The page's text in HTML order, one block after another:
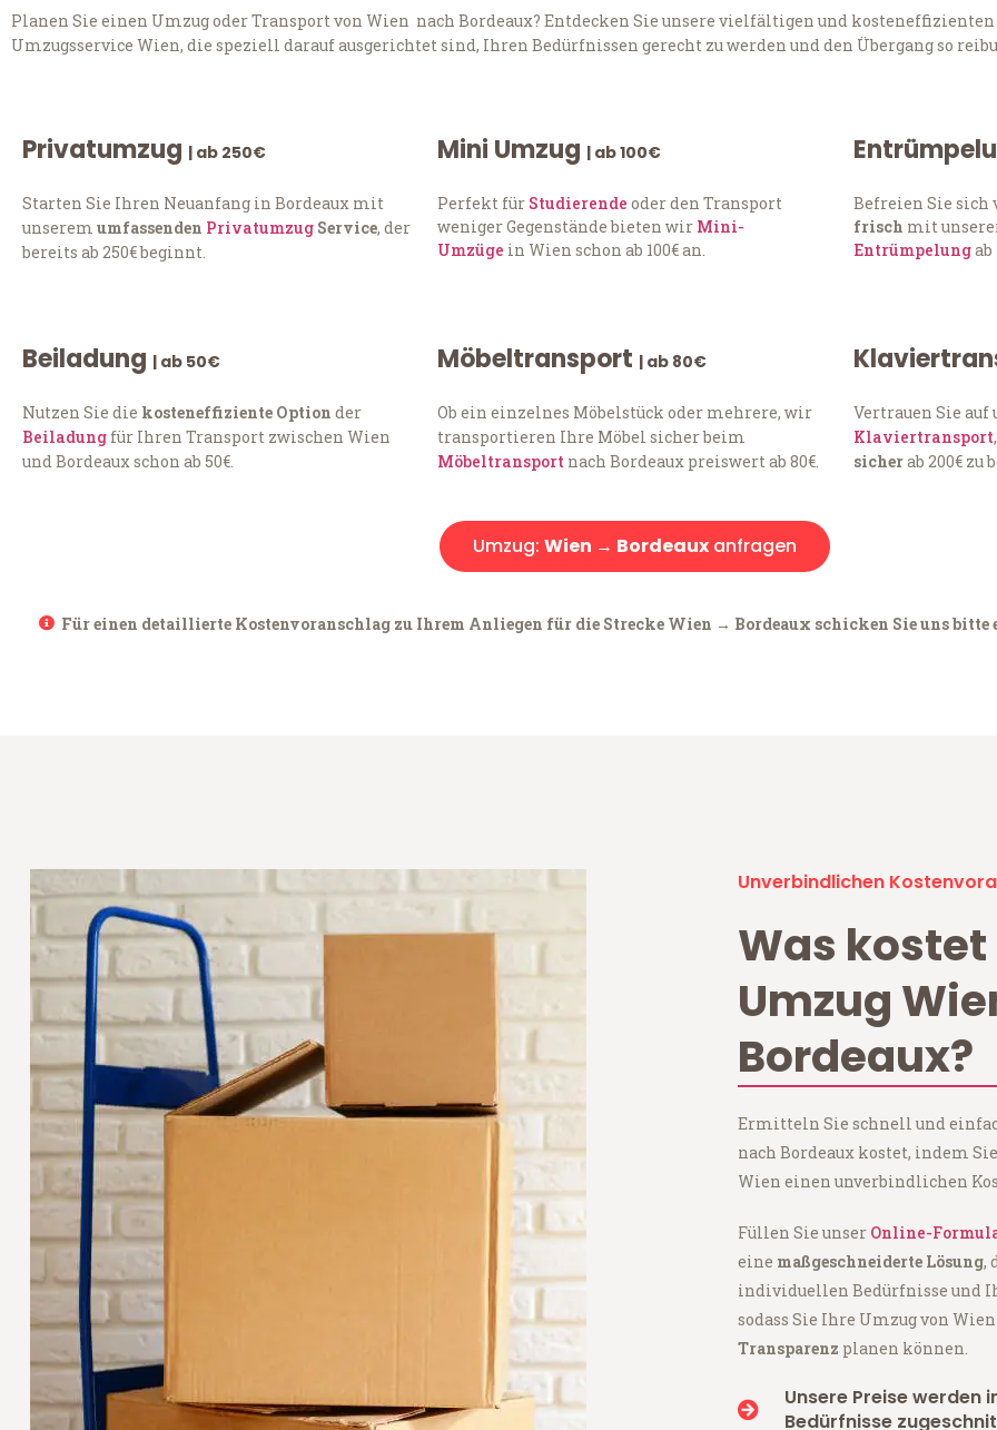
Planen Sie einen Umzug oder Transport von Wien nach Bordeaux? Entdecken Sie unsere vielfältigen und
Umzugsservice Wien, die speziell darauf ausgerichtet sind, Ihren Bedürfnissen gerecht zu werden und den Übergang so
Privatumzug | ab 250€
Starten Sie Ihren Neuanfang in Bordeaux mit
unserem umfassenden Privatumzug Service, der
bereits ab 250€ beginnt.
Mini Umzug | ab 100€
Perfekt für Studierende oder den Transport
weniger Gegenstände bieten wir Mini-
Umzüge in Wien schon ab 100€ an.
Befreien Sie sich
frisch mit
Entrümpelungab
Beiladung | ab 50€
Nutzen Sie die kosteneffiziente Option der
Beiladung für Ihren Transport zwischen Wien
und Bordeaux schon ab 50€.
Möbeltransport | ab 80€
Ob ein einzelnes Möbelstück oder mehrere, wir
transportieren Ihre Möbel sicher beim
Möbeltransport nach Bordeaux preiswert ab 80€.
Vertrauen Sie auf
Klaviertransport
sicherab 200€ zu
Umzug: Wien → Bordeauxanfragen
Für einen detaillierte Kostenvoranschlag zu Ihrem Anliegen für die Strecke Wien → Bordeaux schicken Sie uns bitte
Unverbindlichen
Was kostet
Umzug
Bordeaux?
Ermitteln Sie schnell und
nach Bordeaux kostet, indem
Wien einen unverbindlichen
Füllen Sie unser Online-
eine maßgeschneiderte Lösung,
individuellen Bedürfnisse und
sodass Sie Ihre Umzug von
Transparenz planen können.
Unsere Preise werden
Bedürfnisse